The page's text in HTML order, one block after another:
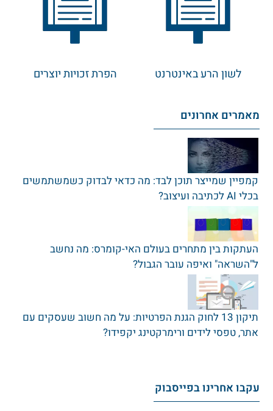
לשון הרע באינטרנט הפרת זכויות יוצרים
מאמרים אחרונים
קמפיין שמייצר תוכן לבד: מה כדאי לבדוק כשמשתמשים
בכלי AI לכתיבה ועיצוב?
העתקות בין מתחרים בעולם האי-קומרס: מה נחשב
ל"השראה" ואיפה עובר הגבול?
תיקון 13 לחוק הגנת הפרטיות: על מה חשוב שעסקים עם
אתר‚ טפסי לידים ורימרקטינג יקפידו?
עקבו אחרינו בפייסבוק